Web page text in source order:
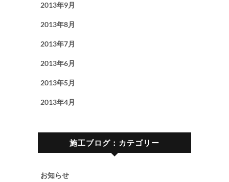
2013年9月
2013年8月
2013年7月
2013年6月
2013年5月
2013年4月
施工ブログ：カテゴリー
お知らせ